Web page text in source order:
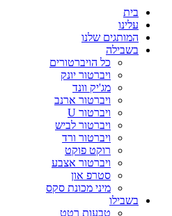
בית
עלינו
המותגים שלנו
בשבילה
כל הויברטורים
ויברטור יונק
מג'יק וונד
ויברטור ארנב
ויברטור U
ויברטור לביש
ויברטור ורד
רוקט פוקט
ויברטור אצבע
סטרפ און
מיני מכונת סקס
בשבילו
טבעות רטט